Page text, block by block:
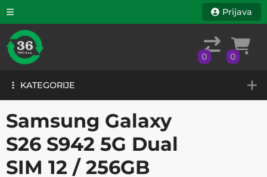
KATEGORIJE
Prijava
0 0
KATEGORIJE
Samsung Galaxy
S26 S942 5G Dual
SIM 12 / 256GB